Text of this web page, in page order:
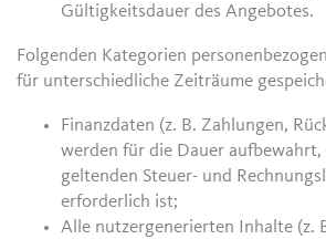
Gültigkeitsdauer des Angebotes.
Folgenden Kategorien
für unterschiedliche Zeiträume
Finanzdaten (z. B. Zahlungen,
werden für die Dauer aufbewahrt,
geltenden Steuer- und
erforderlich ist;
Alle nutzergenerierten Inhalte (z.